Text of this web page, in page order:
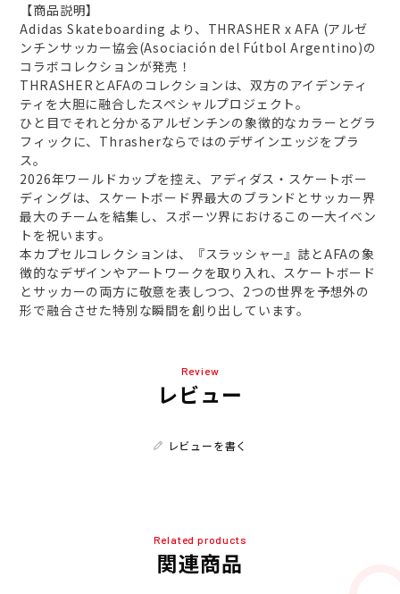
【商品説明】
Adidas Skateboarding より、THRASHER x AFA (アルゼ
ンチンサッカー協会(Asociación del Fútbol Argentino)の
コラボコレクションが発売！
THRASHERとAFAのコレクションは、双方のアイデンティ
ティを大胆に融合したスペシャルプロジェクト。
ひと目でそれと分かるアルゼンチンの象徴的なカラーとグラ
フィックに、Thrasherならではのデザインエッジをプラ
ス。
2026年ワールドカップを控え、アディダス・スケートボー
ディングは、スケートボード界最大のブランドとサッカー界
最大のチームを結集し、スポーツ界におけるこの一大イベン
トを祝います。
本カプセルコレクションは、『スラッシャー』誌とAFAの象
徴的なデザインやアートワークを取り入れ、スケートボード
とサッカーの両方に敬意を表しつつ、2つの世界を予想外の
形で融合させた特別な瞬間を創り出しています。
Review
レビュー
レビューを書く
Related products
関連商品